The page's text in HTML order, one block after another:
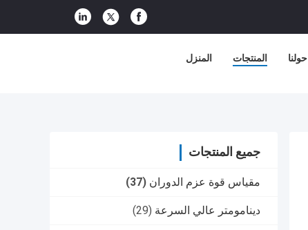
المنزل المنتجات حولنا
جميع المنتجات
مقياس قوة عزم الدوران (37)
دينامومتر عالي السرعة (29)